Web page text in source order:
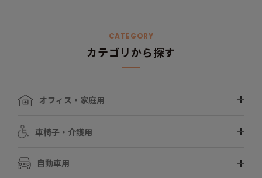
CATEGORY
カテゴリから探す
オフィス・家庭用
車椅子・介護用
自動車用